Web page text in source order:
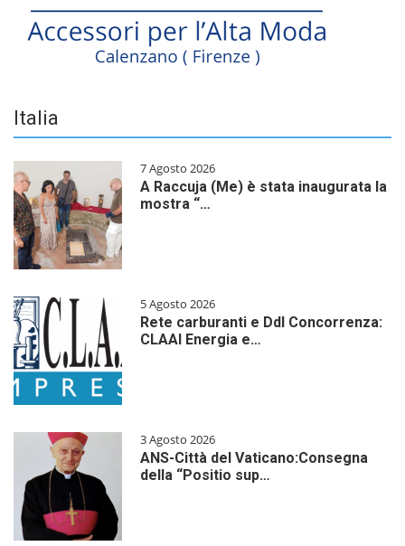
Italia
7 Agosto 2026
A Raccuja (Me) è stata inaugurata la
mostra “…
5 Agosto 2026
Rete carburanti e Ddl Concorrenza:
CLAAI Energia e…
3 Agosto 2026
ANS-Città del Vaticano:Consegna
della “Positio sup…